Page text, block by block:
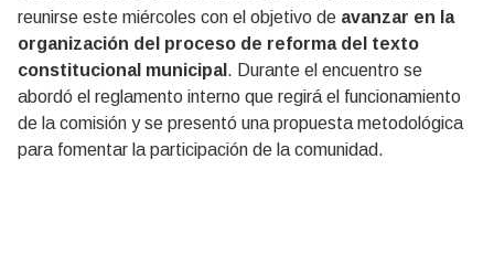
reunirse este miércoles con el objetivo de avanzar en la
organización del proceso de reforma del texto
constitucional municipal . Durante el encuentro se
abordó el reglamento interno que regirá el funcionamiento
de la comisión y se presentó una propuesta metodológica
para fomentar la participación de la comunidad.